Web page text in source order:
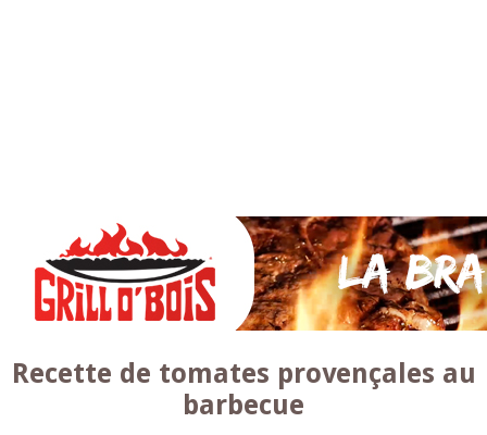
Recette de tomates provençales au
barbecue